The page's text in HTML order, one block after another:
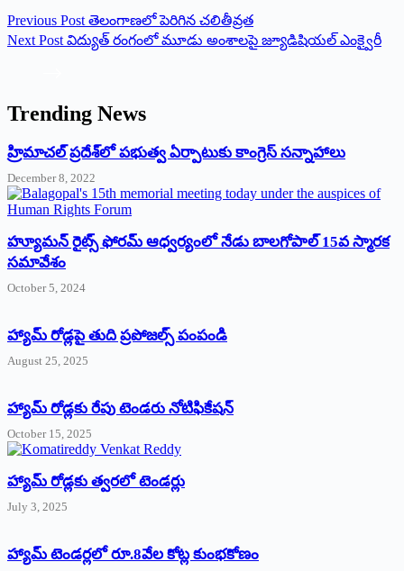
Previous Post తెలంగాణలో పెరిగిన చలితీవ్రత
Next Post విద్యుత్‌ రంగంలో మూడు అంశాలపై జ్యూడిషియల్‌ ఎంక్వైరీ
Trending News
‌హ్రిమాచల్‌ ‌ప్రదేశ్‌లో పభుత్వ ఏర్పాటుకు కాంగ్రెస్‌ ‌సన్నాహాలు
December 8, 2022
హ్యూమన్‌ రైట్స్‌ ఫోరమ్‌ ఆధ్వర్యంలో నేడు బాలగోపాల్‌ 15వ స్మారక
సమావేశం
October 5, 2024
హ్యామ్‌ రోడ్లపై తుది ప్రపోజల్స్‌ పంపండి
August 25, 2025
హ్యామ్‌ రోడ్లకు రేపు టెండరు నోటిఫికేషన్‌
October 15, 2025
హ్యామ్‌ రోడ్లకు త్వరలో టెండర్లు
July 3, 2025
హ్యామ్‌ ‌టెండర్లలో రూ.8వేల కోట్ల కుంభకోణం